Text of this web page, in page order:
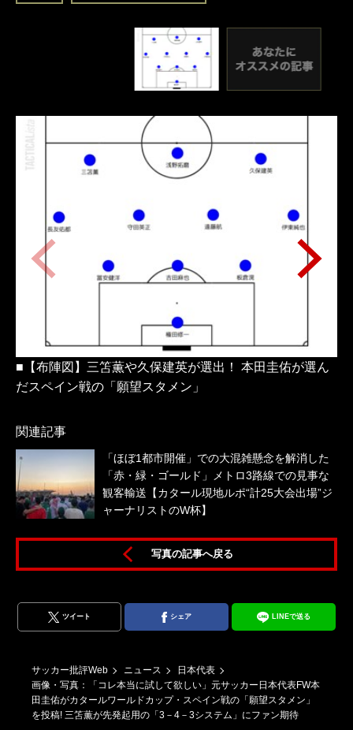
■【布陣図】三笘薫や久保建英が選出！ 本田圭佑が選ん
だスペイン戦の「願望スタメン」
関連記事
「ほぼ1都市開催」での大混雑懸念を解消した
「赤・緑・ゴールド」メトロ3路線での見事な
観客輸送【カタール現地ルポ“計25大会出場”ジ
ャーナリストのW杯】
写真の記事へ戻る
ツイート シェア LINEで送る
サッカー批評Web ニュース
日本代表
画像・写真：「コレ本当に試して欲しい」元サッカー日本代表FW本
田圭佑がカタールワールドカップ・スペイン戦の「願望スタメン」
を投稿! 三笘薫が先発起用の「3－4－3システム」にファン期待